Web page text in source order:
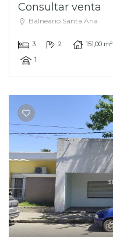
Consultar venta
Balneario Santa Ana
3 2 151,00 m²
1